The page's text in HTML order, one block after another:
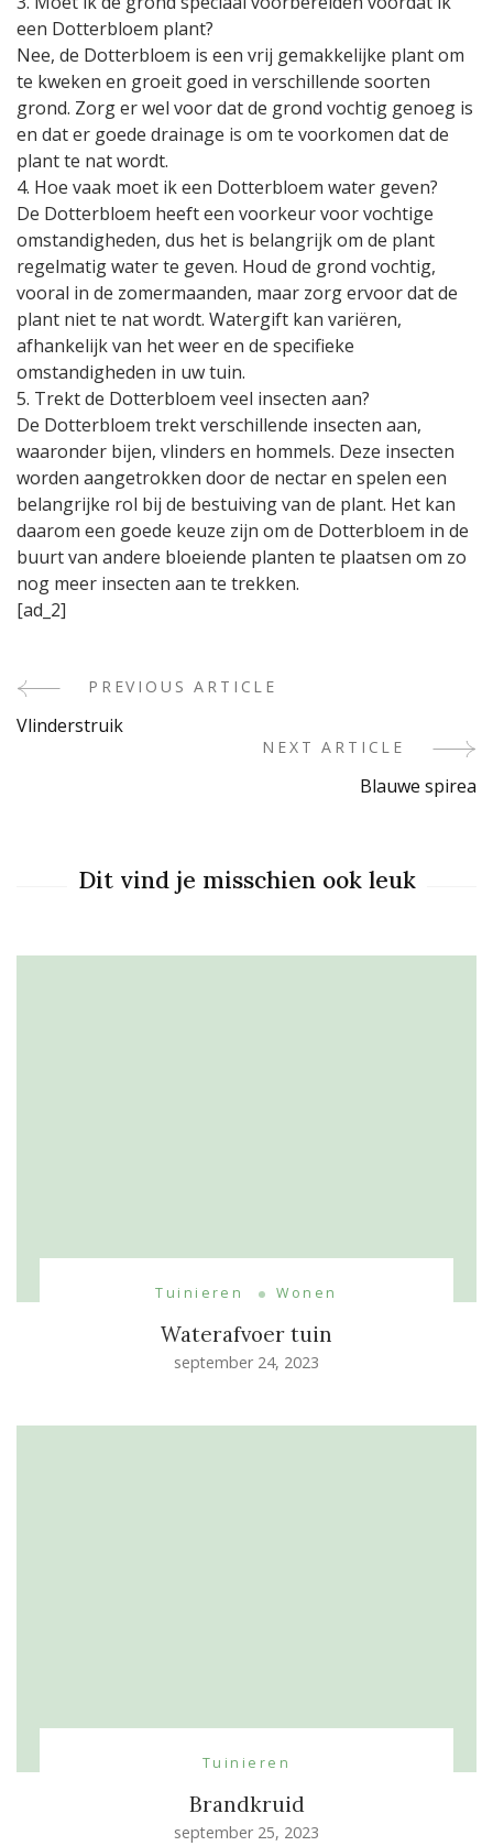
een Dotterbloem plant?
Nee, de Dotterbloem is een vrij gemakkelijke plant om
te kweken en groeit goed in verschillende soorten
grond. Zorg er wel voor dat de grond vochtig genoeg is
en dat er goede drainage is om te voorkomen dat de
plant te nat wordt.
4. Hoe vaak moet ik een Dotterbloem water geven?
De Dotterbloem heeft een voorkeur voor vochtige
omstandigheden, dus het is belangrijk om de plant
regelmatig water te geven. Houd de grond vochtig,
vooral in de zomermaanden, maar zorg ervoor dat de
plant niet te nat wordt. Watergift kan variëren,
afhankelijk van het weer en de specifieke
omstandigheden in uw tuin.
5. Trekt de Dotterbloem veel insecten aan?
De Dotterbloem trekt verschillende insecten aan,
waaronder bijen, vlinders en hommels. Deze insecten
worden aangetrokken door de nectar en spelen een
belangrijke rol bij de bestuiving van de plant. Het kan
daarom een goede keuze zijn om de Dotterbloem in de
buurt van andere bloeiende planten te plaatsen om zo
nog meer insecten aan te trekken.
[ad_2]
PostPREVIOUS ARTICLE
Vlinderstruik
NEXT ARTICLE
Blauwe spirea
Dit vind je misschien ook leuk
Tuinieren Wonen
Waterafvoer tuin
september 24, 2023
Tuinieren
Brandkruid
september 25, 2023